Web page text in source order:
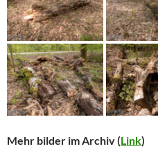
Mehr bilder im Archiv (Link)